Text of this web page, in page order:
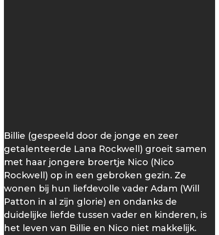
Billie (gespeeld door de jonge en zeer
getalenteerde Lana Rockwell) groeit samen
met haar jongere broertje Nico (Nico
Rockwell) op in een gebroken gezin. Ze
wonen bij hun liefdevolle vader Adam (Will
Patton in al zijn glorie) en ondanks de
duidelijke liefde tussen vader en kinderen, is
het leven van Billie en Nico niet makkelijk.